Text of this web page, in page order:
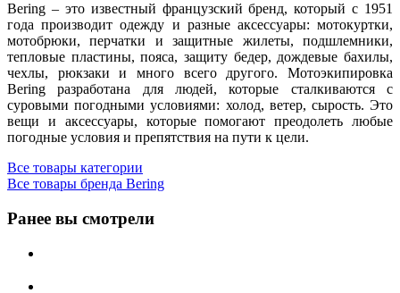
Bering – это известный французский бренд, который с 1951
года производит одежду и разные аксессуары: мотокуртки,
мотобрюки, перчатки и защитные жилеты, подшлемники,
тепловые пластины, пояса, защиту бедер, дождевые бахилы,
чехлы, рюкзаки и много всего другого. Мотоэкипировка
Bering разработана для людей, которые сталкиваются с
суровыми погодными условиями: холод, ветер, сырость. Это
вещи и аксессуары, которые помогают преодолеть любые
погодные условия и препятствия на пути к цели.
Все товары категории
Все товары бренда Bering
Ранее вы смотрели